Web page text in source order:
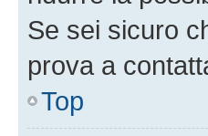
Se sei sicuro
prova a
Top